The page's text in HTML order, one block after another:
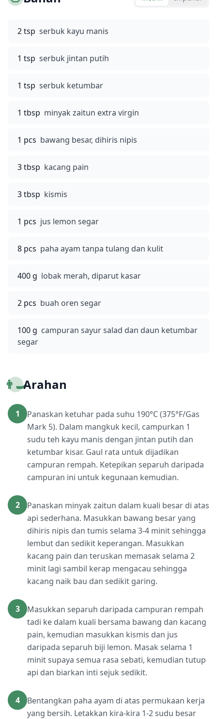
2 tsp serbuk kayu manis
1 tsp serbuk jintan putih
1 tsp serbuk ketumbar
1 tbsp minyak zaitun extra virgin
1 pcs bawang besar, dihiris nipis
3 tbsp kacang pain
3 tbsp kismis
1 pcs jus lemon segar
8 pcs paha ayam tanpa tulang dan kulit
400 g lobak merah, diparut kasar
2 pcs buah oren segar
100 g campuran sayur salad dan daun ketumbar
segar
👨‍🍳Arahan
1
Panaskan ketuhar pada suhu 190°C (375°F/Gas
Mark 5). Dalam mangkuk kecil, campurkan 1
sudu teh kayu manis dengan jintan putih dan
ketumbar kisar. Gaul rata untuk dijadikan
campuran rempah. Ketepikan separuh daripada
campuran ini untuk kegunaan kemudian.
2
Panaskan minyak zaitun dalam kuali besar di atas
api sederhana. Masukkan bawang besar yang
dihiris nipis dan tumis selama 3-4 minit sehingga
lembut dan sedikit keperangan. Masukkan
kacang pain dan teruskan memasak selama 2
minit lagi sambil kerap mengacau sehingga
kacang naik bau dan sedikit garing.
3
Masukkan separuh daripada campuran rempah
tadi ke dalam kuali bersama bawang dan kacang
pain, kemudian masukkan kismis dan jus
daripada separuh biji lemon. Masak selama 1
minit supaya semua rasa sebati, kemudian tutup
api dan biarkan inti sejuk sedikit.
4
Bentangkan paha ayam di atas permukaan kerja
yang bersih. Letakkan kira-kira 1-2 sudu besar